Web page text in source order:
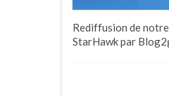
Rediffusion de
StarHawk par